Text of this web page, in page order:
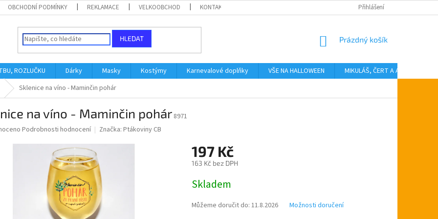
OBCHODNÍ PODMÍNKY REKLAMACE VELKOOBCHOD KONTAKTY Přihlášení
HLEDAT
NÁKUPNÍ
Prázdný košík
ROZLUČKU Dárky Masky Kostýmy Karnevalové doplňky VŠE NA HALLOWEEN MIKULÁŠ, ČERT A ANDĚL
Sklenice na víno - Maminčin pohár
na víno - Maminčin pohár 8971
Podrobnosti hodnocení Značka: Ptákoviny CB
197 Kč
163 Kč bez DPH
cena:
Skladem
Můžeme doručit do: 11.8.2026 Možnosti doručení